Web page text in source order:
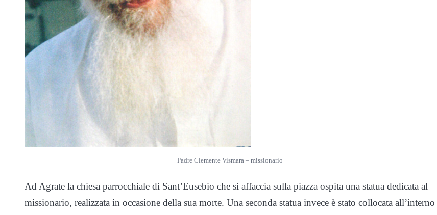
Padre Clemente Vismara – missionario
Ad Agrate la chiesa parrocchiale di Sant’Eusebio che si affaccia sulla piazza ospita una statua dedicata al
missionario, realizzata in occasione della sua morte. Una seconda statua invece è stato collocata all’interno